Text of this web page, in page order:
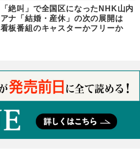
「絶叫」で全国区になったNHK山内
アナ「結婚・産休」の次の展開は
看板番組のキャスターかフリーか